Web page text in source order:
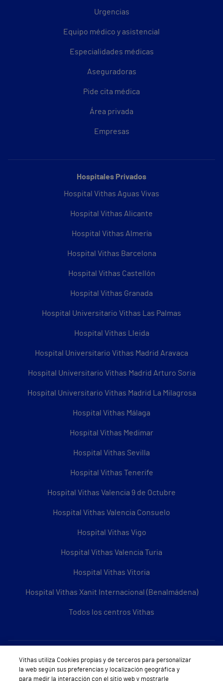
Urgencias
Equipo médico y asistencial
Especialidades médicas
Aseguradoras
Pide cita médica
Área privada
Empresas
Hospitales Privados
Hospital Vithas Aguas Vivas
Hospital Vithas Alicante
Hospital Vithas Almería
Hospital Vithas Barcelona
Hospital Vithas Castellón
Hospital Vithas Granada
Hospital Universitario Vithas Las Palmas
Hospital Vithas Lleida
Hospital Universitario Vithas Madrid Aravaca
Hospital Universitario Vithas Madrid Arturo Soria
Hospital Universitario Vithas Madrid La Milagrosa
Hospital Vithas Málaga
Hospital Vithas Medimar
Hospital Vithas Sevilla
Hospital Vithas Tenerife
Hospital Vithas Valencia 9 de Octubre
Hospital Vithas Valencia Consuelo
Hospital Vithas Vigo
Hospital Vithas Valencia Turia
Hospital Vithas Vitoria
Hospital Vithas Xanit Internacional (Benalmádena)
Todos los centros Vithas
Sobre Vithas
Quiénes somos
Vithas utiliza Cookies propias y de terceros para personalizar
la web según sus preferencias y localización geográfica y
para medir la interacción con el sitio web y mostrarle